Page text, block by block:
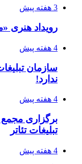
3 هفته پیش
رویداد هنری
4 هفته پیش
سازمان
ندارد!
4 هفته پیش
برگزاری
تبلیغات تئاتر
4 هفته پیش